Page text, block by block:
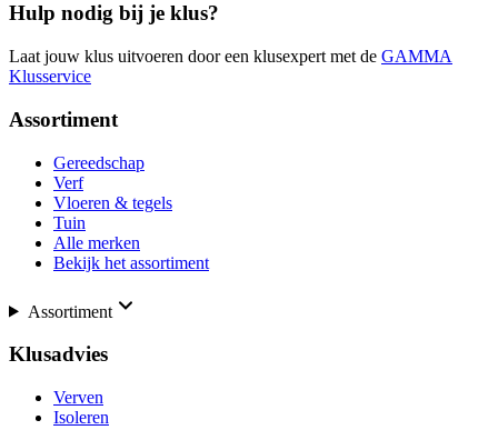
Hulp nodig bij je klus?
Laat jouw klus uitvoeren door een klusexpert met de GAMMA
Klusservice
Assortiment
Gereedschap
Verf
Vloeren & tegels
Tuin
Alle merken
Bekijk het assortiment
Assortiment
Klusadvies
Verven
Isoleren